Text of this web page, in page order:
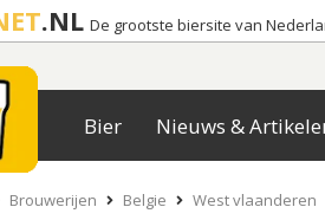
.NL De grootste biersite van
Bier Nieuws &
Brouwerijen Belgie West vlaanderen